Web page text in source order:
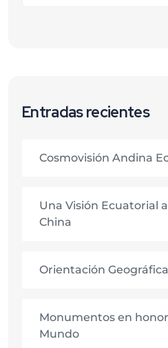
Entradas recientes
Cosmovisión Andina
Una Visión Ecuatorial
China
Orientación Geográfica
Monumentos en
Mundo